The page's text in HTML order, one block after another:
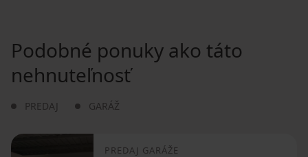
Podobné ponuky ako táto
nehnuteľnosť
PREDAJ GARÁŽ
PREDAJ GARÁŽE